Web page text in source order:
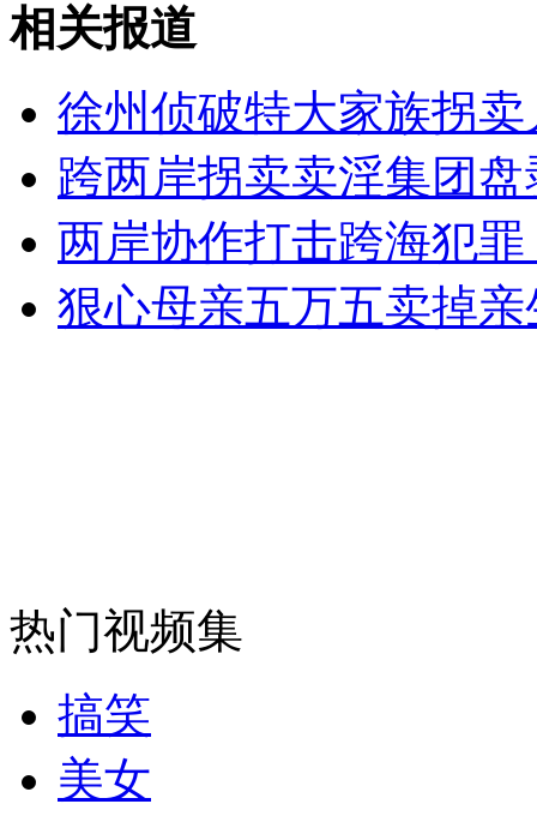
组建国家食品药品监督管理总局 便于职能监督
山西运城恶犬咬伤多人 警民合力深夜将其击毙
女孩北京地铁殴打老人 痛下狠手拳打脚踢
安徽一实载49人客车翻车
相关报道
徐州侦破特大家族拐
跨两岸拐卖卖淫集团
两岸协作打击跨海犯
狠心母亲五万五卖掉
热门视频集
搞笑
美女